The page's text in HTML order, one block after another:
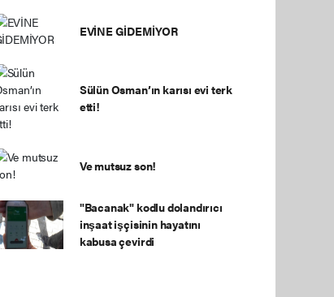
EVİNE GİDEMİYOR
Sülün Osman’ın karısı evi terk
etti!
Ve mutsuz son!
"Bacanak" kodlu dolandırıcı
inşaat işçisinin hayatını
kabusa çevirdi